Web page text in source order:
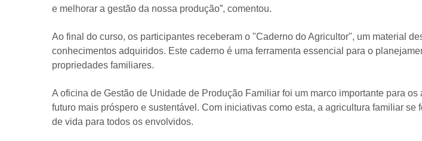
e melhorar a gestão da nossa produção”, comentou.
Ao final do curso, os participantes receberam o "Caderno do Agricultor", um material
conhecimentos adquiridos. Este caderno é uma ferramenta essencial para o
propriedades familiares.
A oficina de Gestão de Unidade de Produção Familiar foi um marco importante para
futuro mais próspero e sustentável. Com iniciativas como esta, a agricultura familiar
de vida para todos os envolvidos.